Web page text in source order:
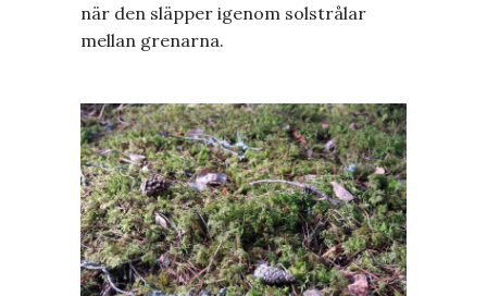
när den släpper igenom solstrålar
mellan grenarna.